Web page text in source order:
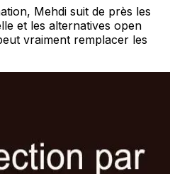
Mehdi suit de près les
et les alternatives open
vraiment remplacer les